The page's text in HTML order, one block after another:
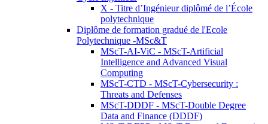
X - Titre d’Ingénieur diplômé de l’École
polytechnique
Diplôme de formation gradué de l'Ecole
Polytechnique -MSc&T
MScT-AI-ViC - MScT-Artificial
Intelligence and Advanced Visual
Computing
MScT-CTD - MScT-Cybersecurity :
Threats and Defenses
MScT-DDDF - MScT-Double Degree
Data and Finance (DDDF)